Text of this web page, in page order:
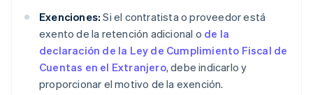
Exenciones: Si el contratista o proveedor está
exento de la retención adicional o de la
declaración de la Ley de Cumplimiento Fiscal de
Cuentas en el Extranjero, debe indicarlo y
proporcionar el motivo de la exención.